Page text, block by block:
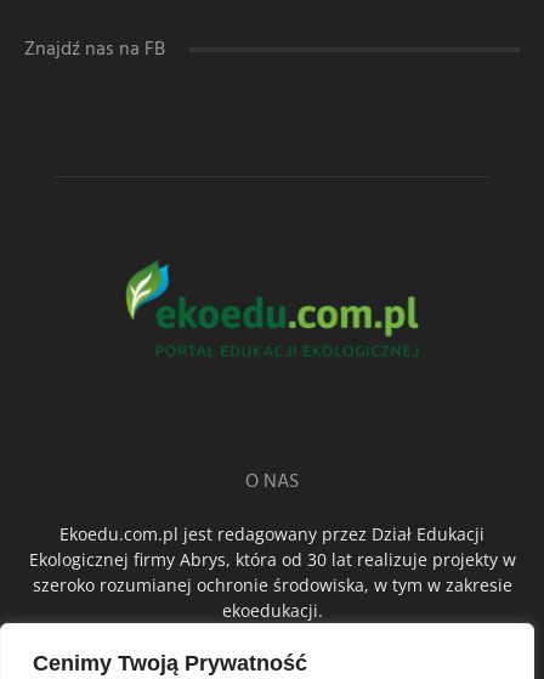
Cenimy Twoją Prywatność
Znajdź nas na FB
O NAS
Ekoedu.com.pl jest redagowany przez Dział Edukacji
Ekologicznej firmy Abrys, która od 30 lat realizuje projekty w
szeroko rozumianej ochronie środowiska, w tym w zakresie
ekoedukacji.